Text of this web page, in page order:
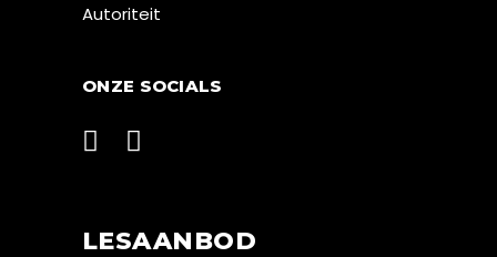
Autoriteit
ONZE SOCIALS
LESAANBOD